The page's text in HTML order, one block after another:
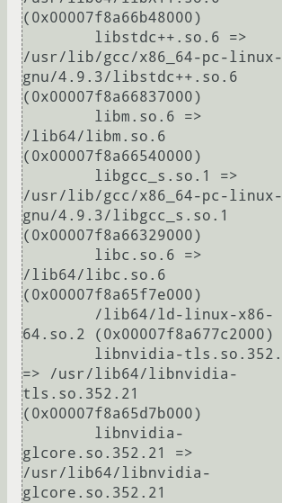
(0x00007f8a66b48000)
/usr/lib/gcc/x86_64-pc-linux-
gnu/4.9.3/libstdc++.so.6
(0x00007f8a66837000)
/lib64/libm.so.6
(0x00007f8a66540000)
/usr/lib/gcc/x86_64-pc-linux-
gnu/4.9.3/libgcc_s.so.1
(0x00007f8a66329000)
/lib64/libc.so.6
(0x00007f8a65f7e000)
64.so.2 (0x00007f8a677c2000)
=> /usr/lib64/libnvidia-
tls.so.352.21
(0x00007f8a65d7b000)
glcore.so.352.21 =>
/usr/lib64/libnvidia-
glcore.so.352.21